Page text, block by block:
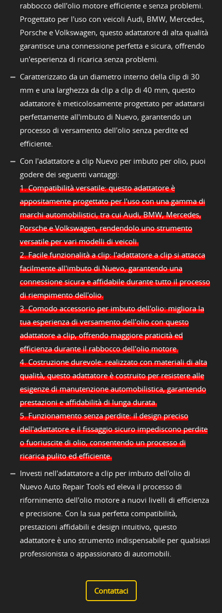
rabbocco dell'olio motore efficiente e senza problemi.
Progettato per l'uso con veicoli Audi, BMW, Mercedes,
Porsche e Volkswagen, questo adattatore di alta qualità
garantisce una connessione perfetta e sicura, offrendo
un'esperienza di ricarica senza problemi.
Caratterizzato da un diametro interno della clip di 30
mm e una larghezza da clip a clip di 40 mm, questo
adattatore è meticolosamente progettato per adattarsi
perfettamente all'imbuto di Nuevo, garantendo un
processo di versamento dell'olio senza perdite ed
efficiente.
Con l'adattatore a clip Nuevo per imbuto per olio, puoi
godere dei seguenti vantaggi:
1. Compatibilità versatile: questo adattatore è
appositamente progettato per l'uso con una gamma di
marchi automobilistici, tra cui Audi, BMW, Mercedes,
Porsche e Volkswagen, rendendolo uno strumento
versatile per vari modelli di veicoli.
2. Facile funzionalità a clip: l'adattatore a clip si attacca
facilmente all'imbuto di Nuevo, garantendo una
connessione sicura e affidabile durante tutto il processo
di riempimento dell'olio.
3. Comodo accessorio per imbuto dell'olio: migliora la
tua esperienza di versamento dell'olio con questo
adattatore a clip, offrendo maggiore praticità ed
efficienza durante il rabbocco dell'olio motore.
4. Costruzione durevole: realizzato con materiali di alta
qualità, questo adattatore è costruito per resistere alle
esigenze di manutenzione automobilistica, garantendo
prestazioni e affidabilità di lunga durata.
5. Funzionamento senza perdite: il design preciso
dell'adattatore e il fissaggio sicuro impediscono perdite
o fuoriuscite di olio, consentendo un processo di
ricarica pulito ed efficiente.
Investi nell'adattatore a clip per imbuto dell'olio di
Nuevo Auto Repair Tools ed eleva il processo di
rifornimento dell'olio motore a nuovi livelli di efficienza
e precisione. Con la sua perfetta compatibilità,
prestazioni affidabili e design intuitivo, questo
adattatore è uno strumento indispensabile per qualsiasi
professionista o appassionato di automobili.
Contattaci